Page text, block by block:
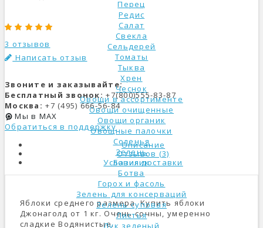
Перец
Редис
Салат
Свекла
Сельдерей
Томаты
Тыква
Хрен
Чеснок
Овощи в ассортименте
Овощи очищенные
Овощи органик
Овощные палочки
Соленья
Зелень
Базилик
Ботва
Горох и фасоль
Зелень для консерваций
Зелень суповая
Листья
Лук зеленый
3 отзывов
Написать отзыв
Звоните и заказывайте:
Бесплатный звонок: +7(800)555-83-87
Москва: +7 (495) 666-56-84
Мы в MAX
Обратиться в поддержку
Описание
Отзывов (3)
Условия доставки
Яблоки среднего размера. Купить яблоки
Джонаголд от 1 кг. Очень сочны, умеренно
сладкие Водянистые.